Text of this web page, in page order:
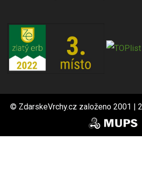
© ZdarskeVrchy.cz založeno 2001 |